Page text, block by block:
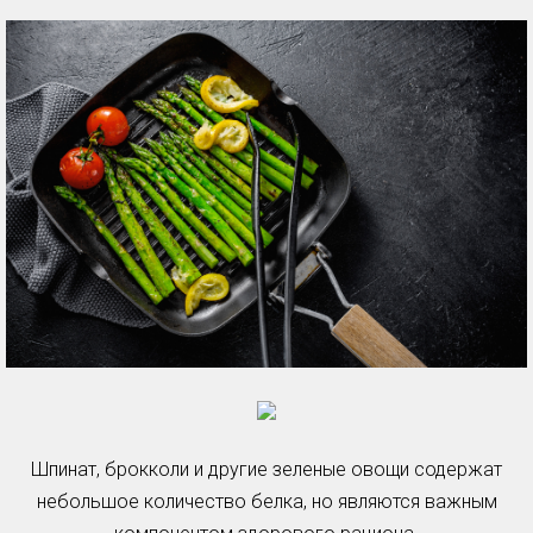
Шпинат, брокколи и другие зеленые овощи содержат
небольшое количество белка, но являются важным